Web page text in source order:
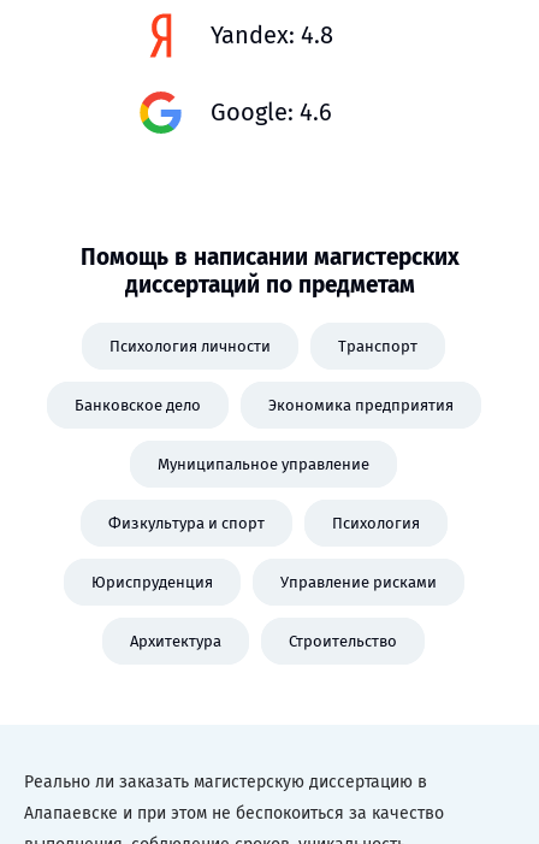
Yandex: 4.8
Google: 4.6
Помощь в написании магистерских
диссертаций по предметам
Психология личности Транспорт
Банковское дело Экономика предприятия
Муниципальное управление
Физкультура и спорт Психология
Юриспруденция Управление рисками
Архитектура Строительство
Реально ли заказать магистерскую диссертацию в
Алапаевске и при этом не беспокоиться за качество